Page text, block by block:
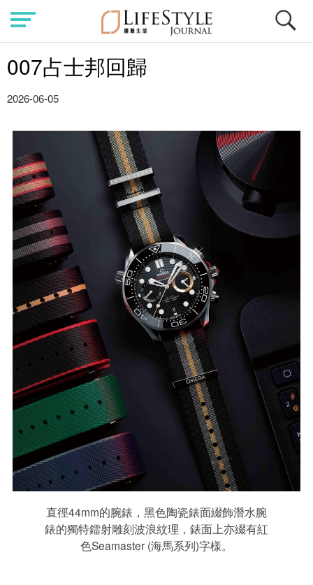
007占士邦回歸
2026-06-05
直徑44mm的腕錶，黑色陶瓷錶面綴飾潛水腕
錶的獨特鐳射雕刻波浪紋理，錶面上亦綴有紅
色Seamaster (海馬系列)字樣。